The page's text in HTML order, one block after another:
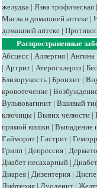
желудка | Язва трофическая |
Масла в домашней аптеке |
домашней аптеке |
Распространенные
Абсцесс | Аллергия | Ангина
| Артрит | Атеросклероз |
Близорукость | Бронхит |
кровотечение |
Вульвовагинит | Вшивый
ключицы | Вывих челюсти |
прямой кишки | Выпадение
Гайморит | Гастрит |
Грипп | Депрессия |
Диабет несахарный |
Диарея | Дизентерия |
Дифтерия | Дуоденит |